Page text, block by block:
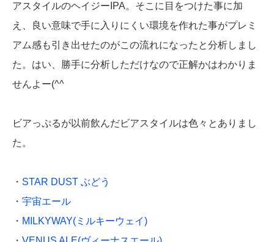
アスタイルのヘイジーIPA。そこに目をつけた事に加
え、良い意味で手に入りにくい環境を作れた事がプレミ
アム感も引き出せたのがこの流れになったと分析しまし
た。はい、勝手に分析しただけなので正解かはわかりま
せんよー(^^ゞ
ビアっぷるが以前飲んだビアスタイルは色々とありまし
た。
・ STAR DUST ぶどう
・ 宇宙エール
・ MILKYWAY(ミルキーウェイ)